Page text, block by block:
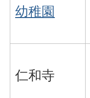
幼稚園
仁和寺